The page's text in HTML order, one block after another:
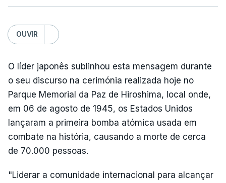
OUVIR
O líder japonês sublinhou esta mensagem durante
o seu discurso na cerimónia realizada hoje no
Parque Memorial da Paz de Hiroshima, local onde,
em 06 de agosto de 1945, os Estados Unidos
lançaram a primeira bomba atómica usada em
combate na história, causando a morte de cerca
de 70.000 pessoas.
"Liderar a comunidade internacional para alcançar